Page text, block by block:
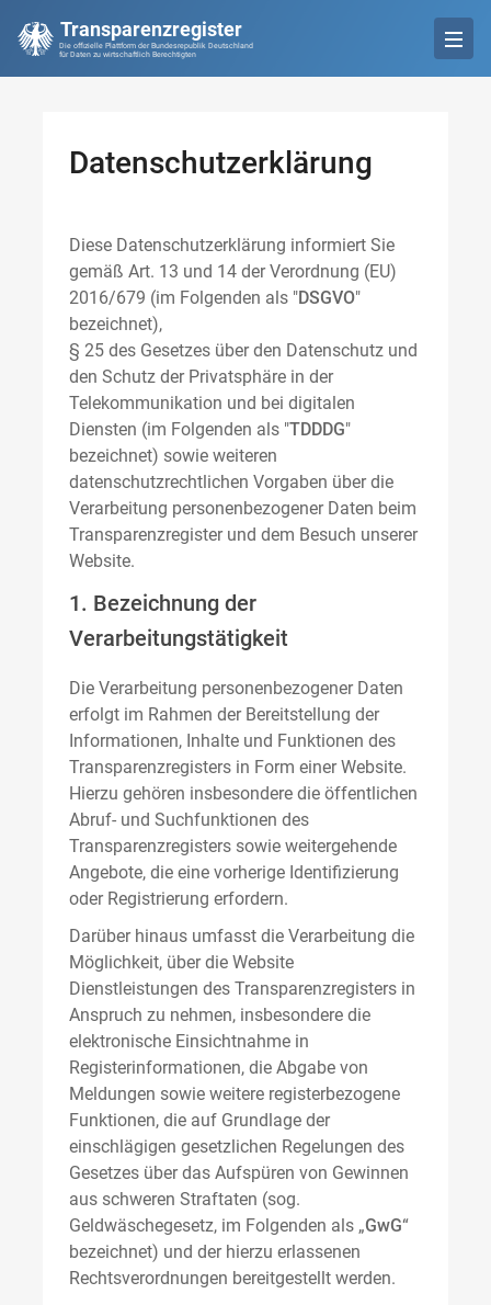
Transparenzregister
Die offizielle Plattform der Bundesrepublik Deutschland
für Daten zu wirtschaftlich Berechtigten
Datenschutzerklärung
Diese Datenschutzerklärung informiert Sie
gemäß Art. 13 und 14 der Verordnung (EU)
2016/679 (im Folgenden als "DSGVO"
bezeichnet),
§ 25 des Gesetzes über den Datenschutz und
den Schutz der Privatsphäre in der
Telekommunikation und bei digitalen
Diensten (im Folgenden als "TDDDG"
bezeichnet) sowie weiteren
datenschutzrechtlichen Vorgaben über die
Verarbeitung personenbezogener Daten beim
Transparenzregister und dem Besuch unserer
Website.
1. Bezeichnung der
Verarbeitungstätigkeit
Die Verarbeitung personenbezogener Daten
erfolgt im Rahmen der Bereitstellung der
Informationen, Inhalte und Funktionen des
Transparenzregisters in Form einer Website.
Hierzu gehören insbesondere die öffentlichen
Abruf- und Suchfunktionen des
Transparenzregisters sowie weitergehende
Angebote, die eine vorherige Identifizierung
oder Registrierung erfordern.
Darüber hinaus umfasst die Verarbeitung die
Möglichkeit, über die Website
Dienstleistungen des Transparenzregisters in
Anspruch zu nehmen, insbesondere die
elektronische Einsichtnahme in
Registerinformationen, die Abgabe von
Meldungen sowie weitere registerbezogene
Funktionen, die auf Grundlage der
einschlägigen gesetzlichen Regelungen des
Gesetzes über das Aufspüren von Gewinnen
aus schweren Straftaten (sog.
Geldwäschegesetz, im Folgenden als „GwG“
bezeichnet) und der hierzu erlassenen
Rechtsverordnungen bereitgestellt werden.